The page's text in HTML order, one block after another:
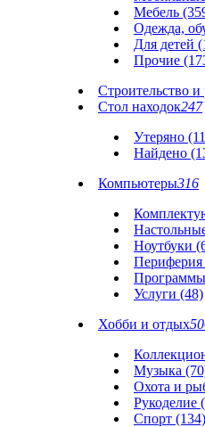
Мебель
Одежда,
Для детей
Прочие
Строительство и
Стол находок247
Утеряно
Найдено
Компьютеры316
Ноутбуки
Периферия
Услуги (48)
Хобби и отдых
Музыка
Охота и
Рукоделие
Спорт (134)